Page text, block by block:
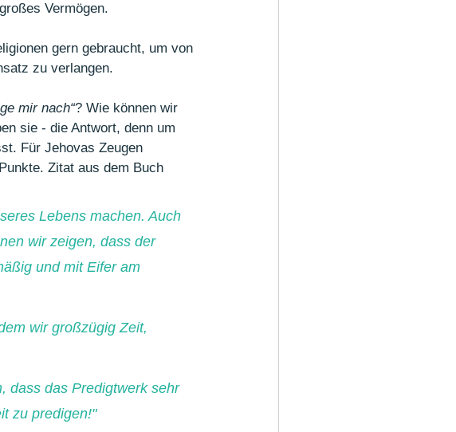
Vermögen.
gern gebraucht, um von
zu verlangen.
mir nach“? Wie können wir
sie - die Antwort, denn um
Für Jehovas Zeugen
Zitat aus dem Buch
Lebens machen. Auch
wir zeigen, dass der
und mit Eifer am
wir großzügig Zeit,
dass das Predigtwerk sehr
zu predigen!"